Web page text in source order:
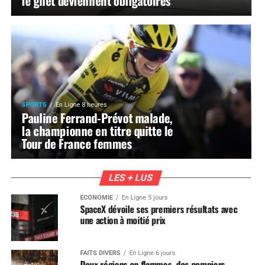
SPORTS En Ligne 8 heures
Pauline Ferrand-Prévot malade,
la championne en titre quitte le
Tour de France femmes
LES + LUS
ÉCONOMIE En Ligne 5 jours
SpaceX dévoile ses premiers résultats avec
une action à moitié prix
FAITS DIVERS En Ligne 6 jours